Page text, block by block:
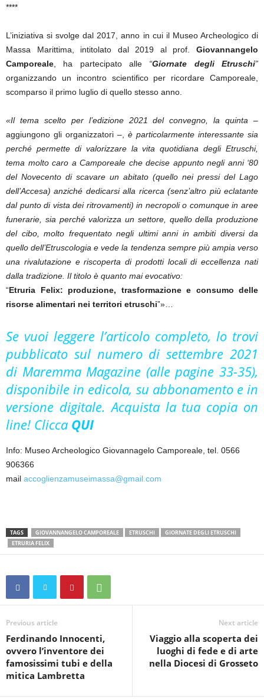
****
L’iniziativa si svolge dal 2017, anno in cui il Museo Archeologico di
Massa Marittima, intitolato dal 2019 al prof. Giovannangelo
Camporeale , ha partecipato alle “Giornate degli Etruschi”
organizzando un incontro scientifico per ricordare Camporeale,
scomparso il primo luglio di quello stesso anno.
«Il tema scelto per l’edizione 2021 del convegno, la quinta –
aggiungono gli organizzatori –, è particolarmente interessante sia
perché permette di valorizzare la vita quotidiana degli Etruschi,
tema molto caro a Camporeale che decise appunto negli anni ‘80
del Novecento di scavare un abitato (quello nei pressi del Lago
dell’Accesa) anziché dedicarsi alla ricerca (senz’altro più eclatante
dal punto di vista dei ritrovamenti) in necropoli o comunque in aree
funerarie, sia perché valorizza un settore, quello della produzione
del cibo, molto frequentato negli ultimi anni in ambiti diversi da
quello dell’Etruscologia e vede la tendenza sempre più ampia verso
una rivalutazione e riscoperta di prodotti locali di eccellenza nati
dalla tradizione. Il titolo è quanto mai evocativo:
“Etruria Felix: produzione, trasformazione e consumo delle
risorse alimentari nei territori etruschi”»…
Se vuoi leggere l’articolo completo, lo trovi
pubblicato sul numero di settembre 2021
di Maremma Magazine (alle pagine 33-35),
disponibile in edicola, su abbonamento e in
versione digitale. Acquista la tua copia on
line! Clicca QUI
Info: Museo Archeologico Giovannagelo Camporeale, tel. 0566
906366
mail accoglienzamuseimassa@gmail.com
TAGS GIOVANNANGELO CAMPOREALE ETRUSCHI
GIORNATE DEGLI ETRUSCHI
ETRURIA FELIX
Previous article
Ferdinando Innocenti,
ovvero l’inventore dei
famosissimi tubi e della
mitica Lambretta
Next article
Viaggio alla scoperta dei
luoghi di fede e di arte
nella Diocesi di Grosseto